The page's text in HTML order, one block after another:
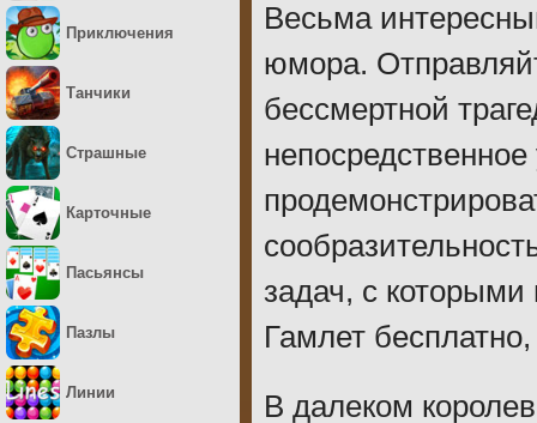
Весьма
юмора.
бессмертной
задач, с которыми
Гамлет
В далеком
Приключения
Танчики
Страшные
Карточные
Пасьянсы
Пазлы
Линии